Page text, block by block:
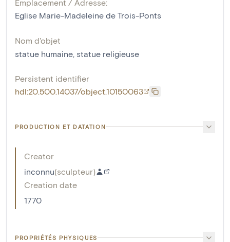
Emplacement / Adresse:
Eglise Marie-Madeleine de Trois-Ponts
Nom d'objet
statue humaine statue religieuse
Persistent identifier
hdl:20.500.14037/object.10150063
PRODUCTION ET DATATION
Creator
inconnu(sculpteur)
Creation date
1770
PROPRIÉTÉS PHYSIQUES